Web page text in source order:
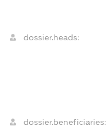
dossier.heads:
dossier.beneficiaries: